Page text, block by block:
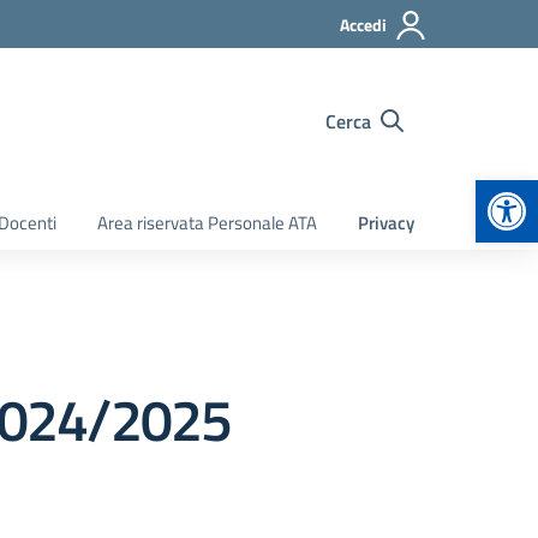
Accedi
Cerca
Area riservata Personale ATA Privacy
2025